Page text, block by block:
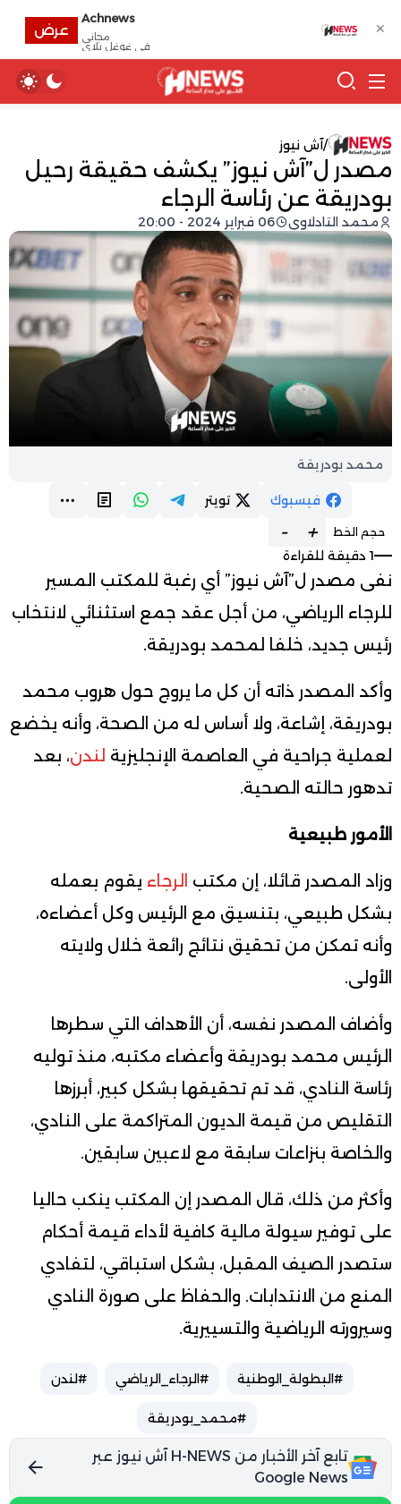
/آش نيوز
مصدر ل”آش نيوز” يكشف حقيقة رحيل
بودريقة عن رئاسة الرجاء
محمد التادلاوي 06 فبراير 2024 - 20:00
محمد بودريقة
فيسبوك تويتر
حجم الخط +
-
1 دقيقة للقراءة
نفى مصدر ل”آش نيوز” أي رغبة للمكتب المسير
للرجاء الرياضي، من أجل عقد جمع استثنائي لانتخاب
رئيس جديد، خلفا لمحمد بودريقة.
وأكد المصدر ذاته أن كل ما يروج حول هروب محمد
بودريقة، إشاعة، ولا أساس له من الصحة، وأنه يخضع
لعملية جراحية في العاصمة الإنجليزية لندن، بعد
تدهور حالته الصحية.
الأمور طبيعية
وزاد المصدر قائلا، إن مكتب الرجاء يقوم بعمله
بشكل طبيعي، بتنسيق مع الرئيس وكل أعضاءه،
وأنه تمكن من تحقيق نتائج رائعة خلال ولايته
الأولى.
وأضاف المصدر نفسه، أن الأهداف التي سطرها
الرئيس محمد بودريقة وأعضاء مكتبه، منذ توليه
رئاسة النادي، قد تم تحقيقها بشكل كبير، أبرزها
التقليص من قيمة الديون المتراكمة على النادي،
والخاصة بنزاعات سابقة مع لاعبين سابقين.
وأكثر من ذلك، قال المصدر إن المكتب ينكب حاليا
على توفير سيولة مالية كافية لأداء قيمة أحكام
ستصدر الصيف المقبل، بشكل استباقي، لتفادي
المنع من الانتدابات. والحفاظ على صورة النادي
وسيرورته الرياضية والتسييرية.
#البطولة_الوطنية #الرجاء_الرياضي #لندن
#محمد_بودريقة
تابع آخر الأخبار من H-NEWS آش نيوز عبر
Google News
✕
Achnews
مجانى
في غوغل بلاي
عرض